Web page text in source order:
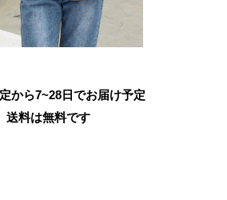
から7~28日でお届け予定
送料は無料です